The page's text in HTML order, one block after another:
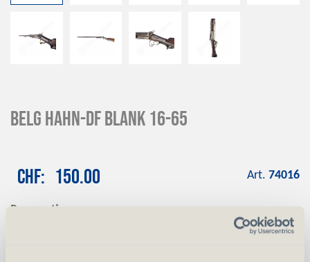
Belg Hahn-DF blank 16-65
CHF 150.00
Reservation
Art. 74016